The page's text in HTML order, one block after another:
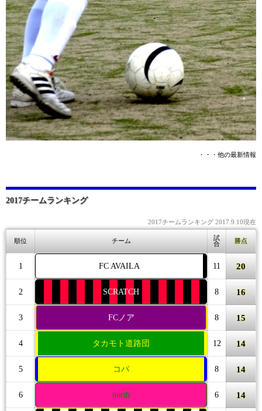
・・・他の最新情報
2017チームランキング
2017チームランキング 2017.9.10現在
順位 チーム
試
合
勝点
1 FC AVAILA 11 20
2 SCRATCH 8 16
3 FCノア 8 15
4 タカモト道路団 12 14
5 コパ 8 14
6 north 6 14